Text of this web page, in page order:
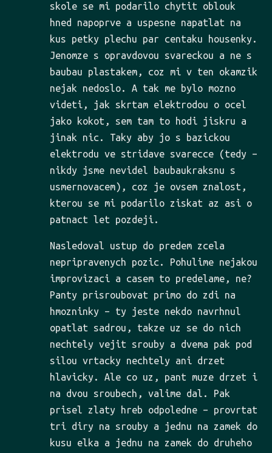
skole se mi podarilo chytit oblouk
hned napoprve a uspesne napatlat na
kus petky plechu par centaku housenky.
Jenomze s opravdovou svareckou a ne s
baubau plastakem, coz mi v ten okamzik
nejak nedoslo. A tak me bylo mozno
videti, jak skrtam elektrodou o ocel
jako kokot, sem tam to hodi jiskru a
jinak nic. Taky aby jo s bazickou
elektrodu ve stridave svarecce (tedy –
nikdy jsme nevidel baubaukraksnu s
usmernovacem), coz je ovsem znalost,
kterou se mi podarilo ziskat az asi o
patnact let pozdeji.
Nasledoval ustup do predem zcela
nepripravenych pozic. Pohulime nejakou
improvizaci a casem to predelame, ne?
Panty prisroubovat primo do zdi na
hmozninky – ty jeste nekdo navrhnul
opatlat sadrou, takze uz se do nich
nechtely vejit srouby a dvema pak pod
silou vrtacky nechtely ani drzet
hlavicky. Ale co uz, pant muze drzet i
na dvou sroubech, valime dal. Pak
prisel zlaty hreb odpoledne – provrtat
tri diry na srouby a jednu na zamek do
kusu elka a jednu na zamek do druheho